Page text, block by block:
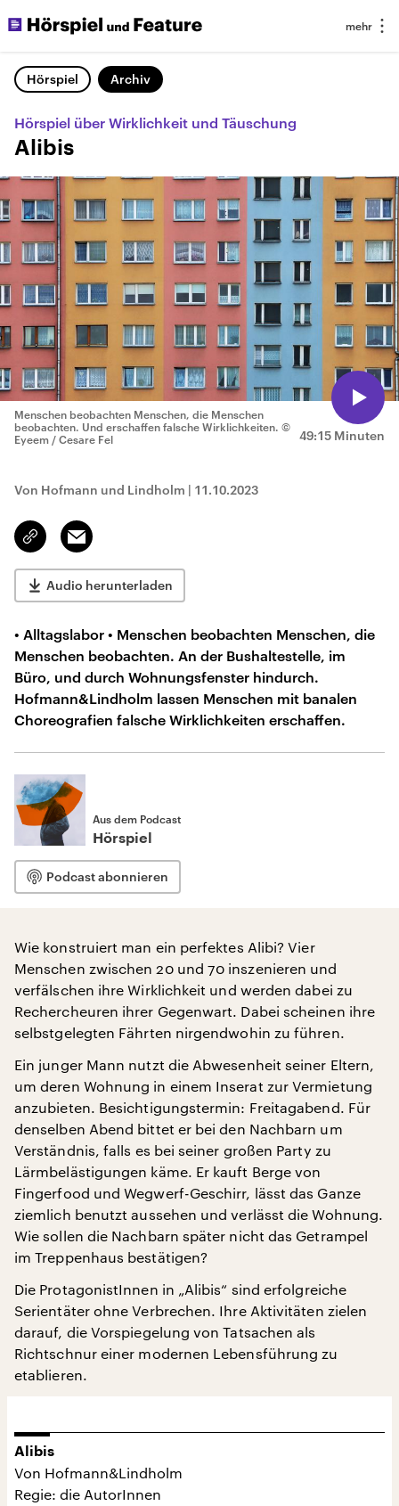
Hörspiel Archiv
Hörspiel über Wirklichkeit und Täuschung
Alibis
49:15 Minuten
Menschen beobachten Menschen, die Menschen
beobachten. Und erschaffen falsche Wirklichkeiten. ©
Eyeem / Cesare Fel
Von Hofmann und Lindholm | 11.10.2023
Link
kopieren/teilen
Email
Audio herunterladen
• Alltagslabor • Menschen beobachten Menschen, die
Menschen beobachten. An der Bushaltestelle, im
Büro, und durch Wohnungsfenster hindurch.
Hofmann&Lindholm lassen Menschen mit banalen
Choreografien falsche Wirklichkeiten erschaffen.
Aus dem Podcast
Hörspiel
Podcast abonnieren
Wie konstruiert man ein perfektes Alibi? Vier
Menschen zwischen 20 und 70 inszenieren und
verfälschen ihre Wirklichkeit und werden dabei zu
Rechercheuren ihrer Gegenwart. Dabei scheinen ihre
selbstgelegten Fährten nirgendwohin zu führen.
Ein junger Mann nutzt die Abwesenheit seiner Eltern,
um deren Wohnung in einem Inserat zur Vermietung
anzubieten. Besichtigungstermin: Freitagabend. Für
denselben Abend bittet er bei den Nachbarn um
Verständnis, falls es bei seiner großen Party zu
Lärmbelästigungen käme. Er kauft Berge von
Fingerfood und Wegwerf-Geschirr, lässt das Ganze
ziemlich benutzt aussehen und verlässt die Wohnung.
Wie sollen die Nachbarn später nicht das Getrampel
im Treppenhaus bestätigen?
Die ProtagonistInnen in „Alibis“ sind erfolgreiche
Serientäter ohne Verbrechen. Ihre Aktivitäten zielen
darauf, die Vorspiegelung von Tatsachen als
Richtschnur einer modernen Lebensführung zu
etablieren.
Alibis
Von Hofmann&Lindholm
Regie: die AutorInnen